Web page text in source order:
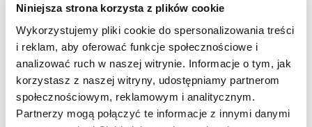
Niniejsza strona korzysta z plików cookie
Wykorzystujemy pliki cookie do spersonalizowania treści
i reklam, aby oferować funkcje społecznościowe i
analizować ruch w naszej witrynie. Informacje o tym, jak
korzystasz z naszej witryny, udostępniamy partnerom
społecznościowym, reklamowym i analitycznym.
Partnerzy mogą połączyć te informacje z innymi danymi
SAŁATKI
Sałatka śledziowa z
ziemniakami i
czerwoną fasolą
1 godz. 1297 kcal